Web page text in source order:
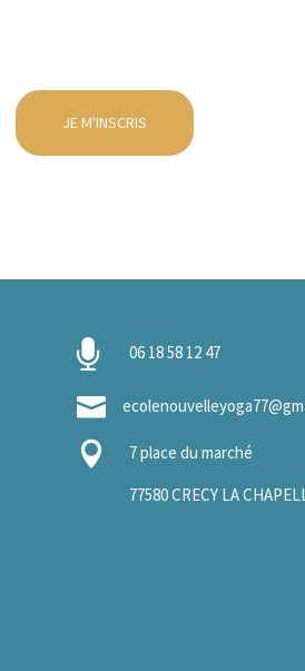
JE M'INSCRIS
 06 18 58 12 47


7 place du marché
77580 CRECY LA